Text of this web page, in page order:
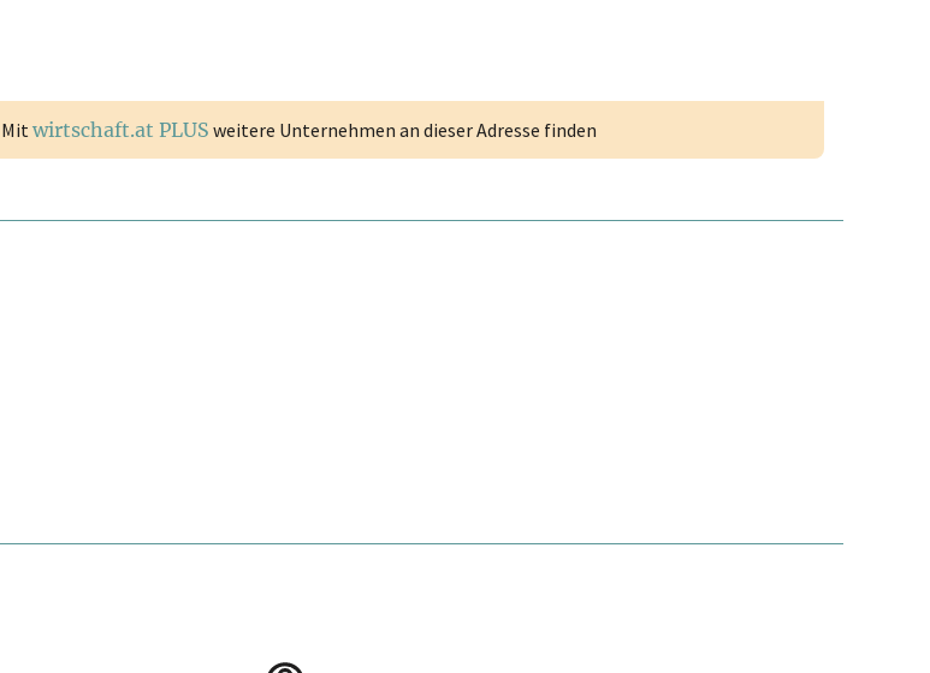
Mitwirtschaft.at PLUS weitere Unternehmen an dieser Adresse finden